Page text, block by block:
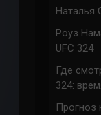
Наталья
Роуз
UFC 324
Где
324:
Прогноз